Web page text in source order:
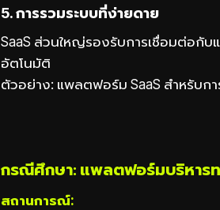
5. การรวมระบบที่ง่ายดาย
SaaS ส่วนใหญ่รองรับการเชื่อมต่อกับ
อัตโนมัติ
ตัวอย่าง: แพลตฟอร์ม SaaS สำหรับก
กรณีศึกษา: แพลตฟอร์มบริหาร
สถานการณ์: